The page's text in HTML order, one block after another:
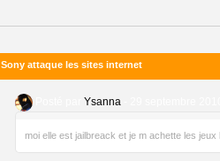
Sony attaque les sites internet
Ysanna
moi elle est jailbreack et je m achette les